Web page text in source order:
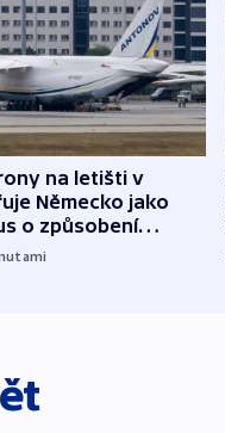
na letišti v
Německo jako
o způsobení